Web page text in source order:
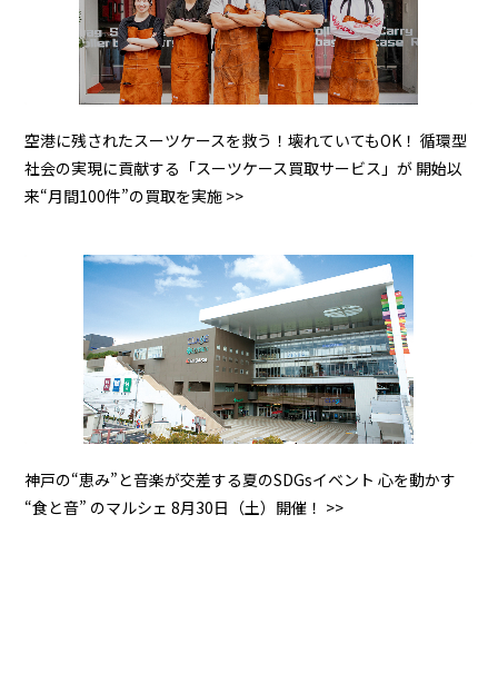
空港に残されたスーツケースを救う！壊れていてもOK！ 循環型
社会の実現に貢献する「スーツケース買取サービス」が 開始以
来“月間100件”の買取を実施 >>
神戸の“恵み”と音楽が交差する夏のSDGsイベント 心を動かす
“食と音” のマルシェ 8月30日（土）開催！ >>